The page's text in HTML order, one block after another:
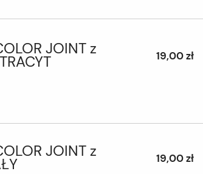
JOINT z 19,00 zł
JOINT z 19,00 zł